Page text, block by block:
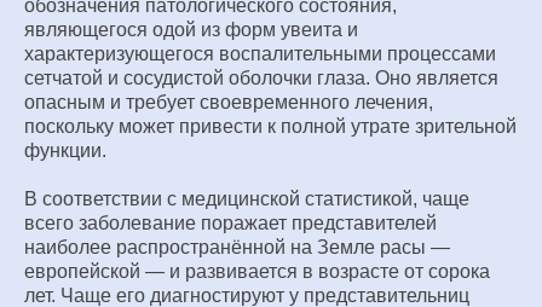
обозначения патологического состояния,
являющегося одой из форм увеита и
характеризующегося воспалительными процессами
сетчатой и сосудистой оболочки глаза. Оно является
опасным и требует своевременного лечения,
поскольку может привести к полной утрате зрительной
функции.
В соответствии с медицинской статистикой, чаще
всего заболевание поражает представителей
наиболее распространённой на Земле расы —
европейской — и развивается в возрасте от сорока
лет. Чаще его диагностируют у представительниц